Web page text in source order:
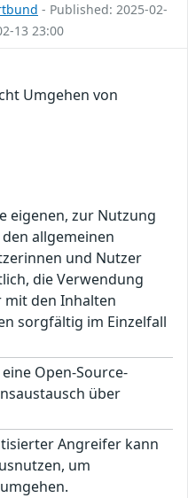
- Published: 2025-02-
13 23:00
Umgehen von
eigenen, zur Nutzung
allgemeinen
und Nutzer
die Verwendung
den Inhalten
sorgfältig im Einzelfall
Open-Source-
über
Angreifer kann
um